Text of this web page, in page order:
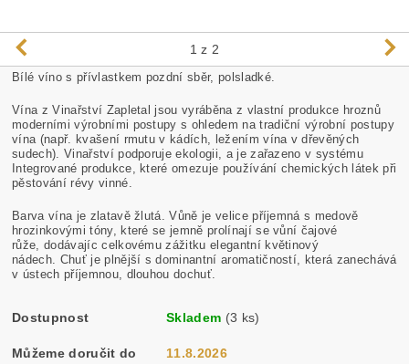
1 z 2
Bílé víno s přívlastkem pozdní sběr, polsladké.
Vína z Vinařství Zapletal jsou vyráběna z vlastní produkce hroznů
moderními výrobními postupy s ohledem na tradiční výrobní postupy
vína (např. kvašení rmutu v kádích, ležením vína v dřevěných
sudech). Vinařství podporuje ekologii, a je zařazeno v systému
Integrované produkce, které omezuje používání chemických látek při
pěstování révy vinné.
Barva vína je zlatavě žlutá. Vůně je velice příjemná s medově
hrozinkovými tóny, které se jemně prolínají se vůní čajové
růže, dodávajíc celkovému zážitku elegantní květinový
nádech. Chuť je plnější s dominantní aromatičností, která zanechává
v ústech příjemnou, dlouhou dochuť.
Dostupnost Skladem (3 ks)
Můžeme doručit do 11.8.2026